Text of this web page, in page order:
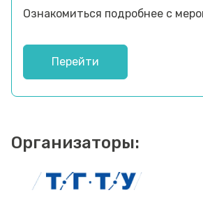
Ознакомиться подробнее с
Перейти
Организаторы: